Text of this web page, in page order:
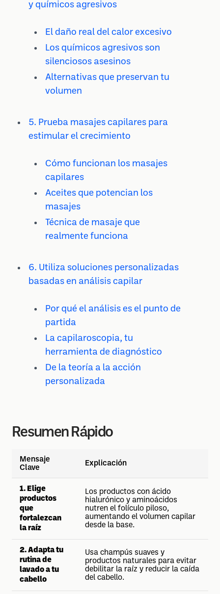
y químicos agresivos
El daño real del calor excesivo
Los químicos agresivos son
silenciosos asesinos
Alternativas que preservan tu
volumen
5. Prueba masajes capilares para
estimular el crecimiento
Cómo funcionan los masajes
capilares
Aceites que potencian los
masajes
Técnica de masaje que
realmente funciona
6. Utiliza soluciones personalizadas
basadas en análisis capilar
Por qué el análisis es el punto de
partida
La capilaroscopia, tu
herramienta de diagnóstico
De la teoría a la acción
personalizada
Resumen Rápido
Mensaje
Clave
Explicación
1. Elige
productos
que
fortalezcan
la raíz
Los productos con ácido
hialurónico y aminoácidos
nutren el folículo piloso,
aumentando el volumen capilar
desde la base.
2. Adapta tu
rutina de
lavado a tu
cabello
Usa champús suaves y
productos naturales para evitar
debilitar la raíz y reducir la caída
del cabello.